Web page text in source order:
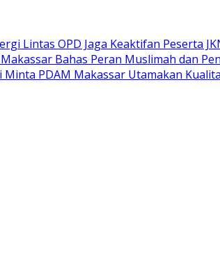
Lintas OPD Jaga Keaktifan Peserta
Bahas Peran Muslimah dan
Minta PDAM Makassar Utamakan